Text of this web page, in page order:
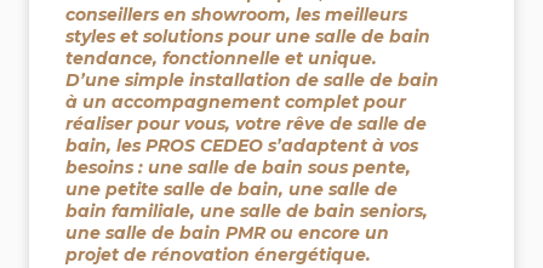
conseillers en showroom, les meilleurs
styles et solutions pour une salle de bain
tendance, fonctionnelle et unique.
D’une simple installation de salle de bain
à un accompagnement complet pour
réaliser pour vous, votre rêve de salle de
bain, les PROS CEDEO s’adaptent à vos
besoins : une salle de bain sous pente,
une petite salle de bain, une salle de
bain familiale, une salle de bain seniors,
une salle de bain PMR ou encore un
projet de rénovation énergétique.